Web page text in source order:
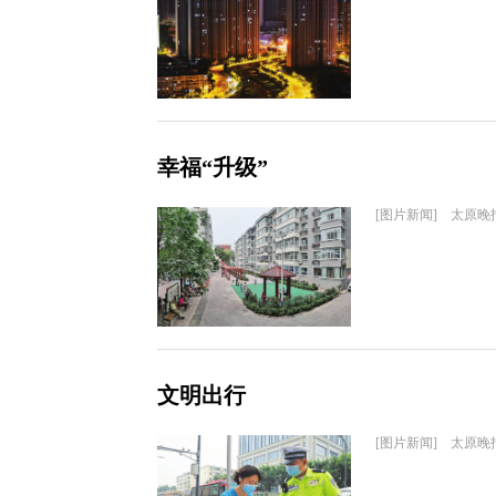
幸福“升级”
[图片新闻] 太原晚
文明出行
[图片新闻] 太原晚